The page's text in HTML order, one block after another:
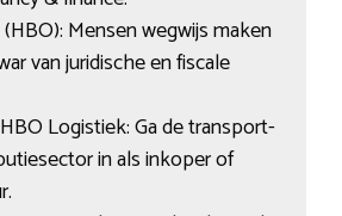
Mensen wegwijs maken
van juridische en fiscale
Logistiek: Ga de transport-
in als inkoper of